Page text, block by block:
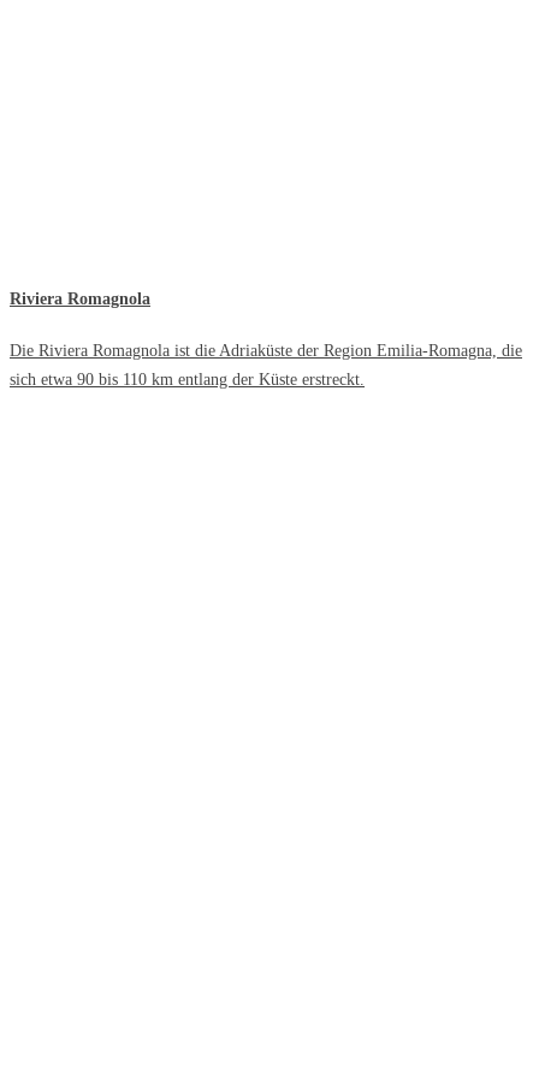
Riviera Romagnola
Die Riviera Romagnola ist die Adriaküste der Region Emilia-Romagna, die
sich etwa 90 bis 110 km entlang der Küste erstreckt.